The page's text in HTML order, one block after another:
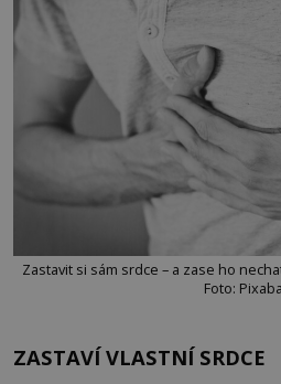
Zastavit si sám srdce – a zase ho
Foto:
ZASTAVÍ VLASTNÍ SRDCE